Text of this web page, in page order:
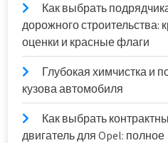
Как выбрать
дорожного строительства:
оценки и красные флаги
Глубокая химчистка и
кузова автомобиля
Как выбрать
двигатель для Opel: полное